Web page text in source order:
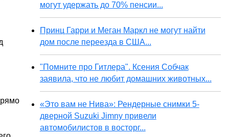
могут удержать до 70% пенсии...
Принц Гарри и Меган Маркл не могут найти
дом после переезда в США...
"Помните про Гитлера". Ксения Собчак
заявила, что не любит домашних животных...
«Это вам не Нива»: Рендерные снимки 5-
дверной Suzuki Jimny привели
автомобилистов в восторг...